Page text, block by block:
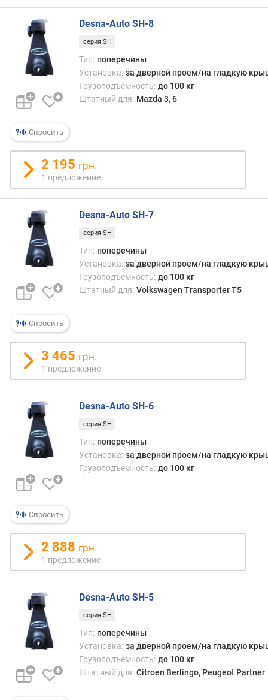
р
о
г
и
м
т
д
р
о
и
е
ш
е
в
ы
м
о
о
т
з
ы
в
м
п
о
д
т
о
б
а
в
л
е
н
и
я
п
к
о
Спросить
Desna-Auto SH-8
серия SH
Тип: поперечины
Установка: за дверной проем/на гладкую
Грузоподъемность: до 100 кг
Штатный для: Mazda 3, 6
2 195 грн.
1 предложение
Спросить
Desna-Auto SH-7
серия SH
Тип: поперечины
Установка: за дверной проем/на гладкую
Грузоподъемность: до 100 кг
Штатный для: Volkswagen Transporter T5
3 465 грн.
1 предложение
Спросить
Desna-Auto SH-6
серия SH
Тип: поперечины
Установка: за дверной проем/на гладкую
Грузоподъемность: до 100 кг
2 888 грн.
1 предложение
Desna-Auto SH-5
серия SH
Тип: поперечины
Установка: за дверной проем/на гладкую
Грузоподъемность: до 100 кг
Штатный для: Citroen Berlingo, Peugeot Partner